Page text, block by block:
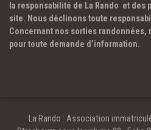
la responsabilité de La Rando et des
site. Nous déclinons toute
Concernant nos sorties randonnées,
pour toute demande d’information.
La Rando : Association